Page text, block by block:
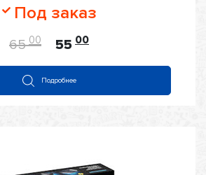
Оценка
0
из
5
Под заказ
65 00 55 00
Подробнее